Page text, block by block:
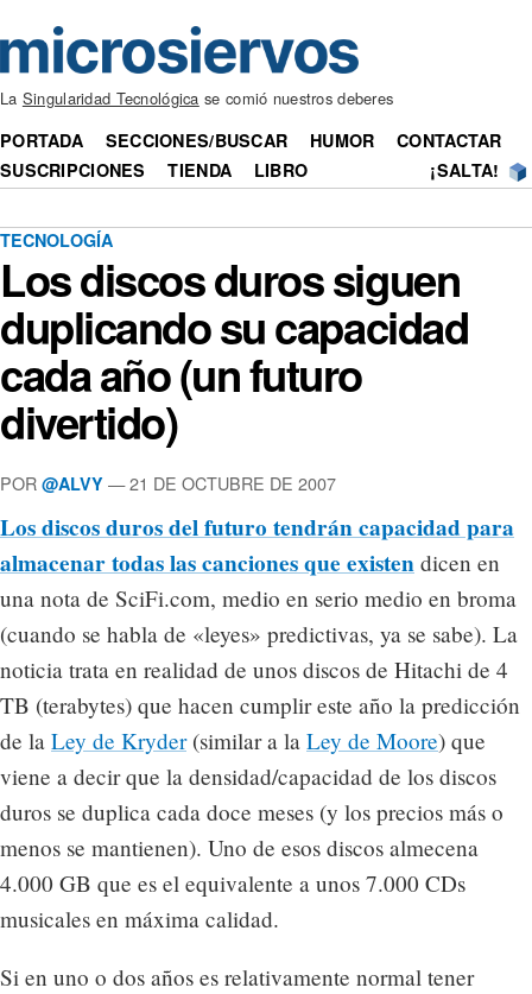
La Singularidad Tecnológica se comió nuestros deberes
PORTADA SECCIONES/BUSCAR HUMOR
CONTACTAR
SUSCRIPCIONES
TIENDA LIBRO ¡SALTA!
TECNOLOGÍA
Los discos duros siguen
duplicando su capacidad
cada año (un futuro
divertido)
POR @ALVY — 21 DE OCTUBRE DE 2007
Los discos duros del futuro tendrán capacidad para
almacenar todas las canciones que existen dicen en
una nota de SciFi.com, medio en serio medio en broma
(cuando se habla de «leyes» predictivas, ya se sabe). La
noticia trata en realidad de unos discos de Hitachi de 4
TB (terabytes) que hacen cumplir este año la predicción
de la Ley de Kryder(similar a la Ley de Moore) que
viene a decir que la densidad/capacidad de los discos
duros se duplica cada doce meses (y los precios más o
menos se mantienen). Uno de esos discos almecena
4.000 GB que es el equivalente a unos 7.000 CDs
musicales en máxima calidad.
Si en uno o dos años es relativamente normal tener